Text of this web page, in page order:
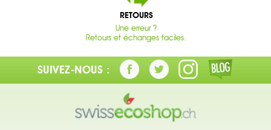
RETOURS
Une erreur ?
Retours et échanges faciles.
SUIVEZ-NOUS :